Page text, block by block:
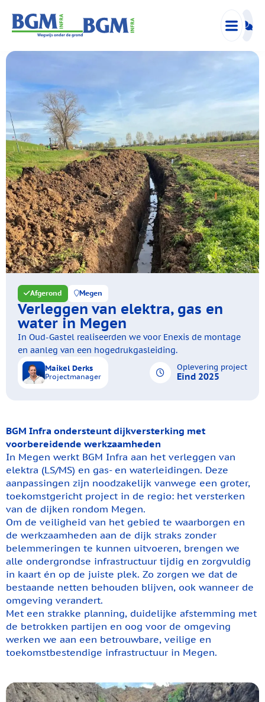
Afgerond Megen
Verleggen van elektra, gas en
water in Megen
In Oud-Gastel realiseerden we voor Enexis de montage
en aanleg van een hogedrukgasleiding.
Maikel Derks
Projectmanager
Oplevering project
Eind 2025
BGM Infra ondersteunt dijkversterking met
voorbereidende werkzaamheden
In Megen werkt BGM Infra aan het verleggen van
elektra (LS/MS) en gas- en waterleidingen. Deze
aanpassingen zijn noodzakelijk vanwege een groter,
toekomstgericht project in de regio: het versterken
van de dijken rondom Megen.
Om de veiligheid van het gebied te waarborgen en
de werkzaamheden aan de dijk straks zonder
belemmeringen te kunnen uitvoeren, brengen we
alle ondergrondse infrastructuur tijdig en zorgvuldig
in kaart én op de juiste plek. Zo zorgen we dat de
bestaande netten behouden blijven, ook wanneer de
omgeving verandert.
Met een strakke planning, duidelijke afstemming met
de betrokken partijen en oog voor de omgeving
werken we aan een betrouwbare, veilige en
toekomstbestendige infrastructuur in Megen.